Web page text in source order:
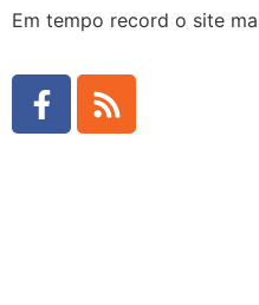
Em tempo record o site